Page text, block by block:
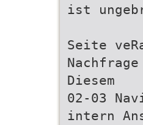
ist
Seite
Diesem
02-03
intern